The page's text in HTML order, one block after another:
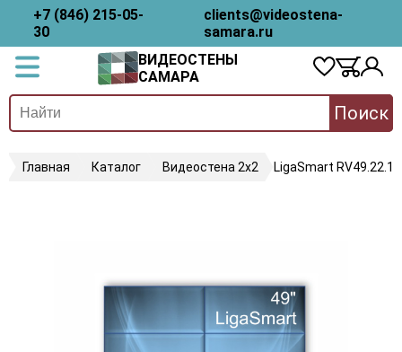
+7 (846) 215-05-
30
clients@videostena-
samara.ru
ВИДЕОСТЕНЫ
САМАРА
Поиск
Главная Каталог Видеостена 2x2 LigaSmart RV49.22.18